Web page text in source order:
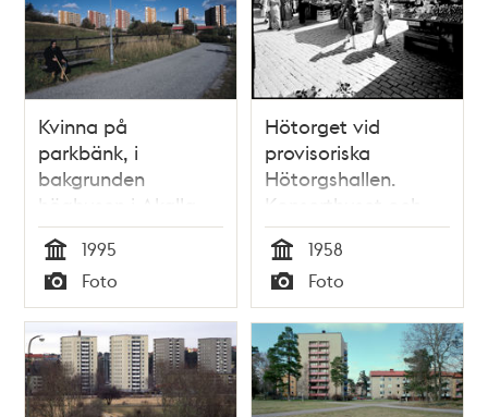
Kvinna på
parkbänk, i
bakgrunden
höghusen i Akalla.
Tid
1995
Typ
Foto
Hötorget vid
provisoriska
Hötorgshallen.
Konserthuset och
första höghuset i
fonden
Tid
1958
Typ
Foto